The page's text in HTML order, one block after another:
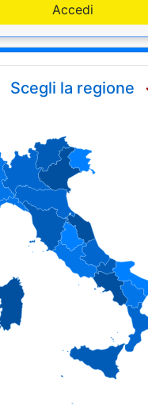
Accedi
Scegli la regione